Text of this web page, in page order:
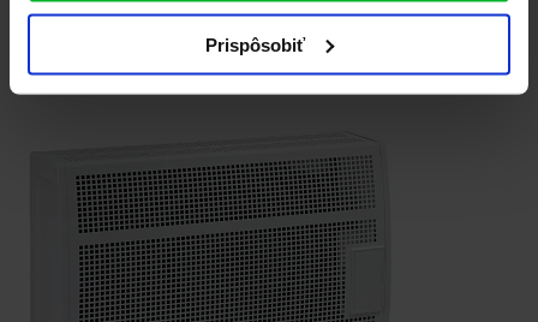
Prispôsobiť
Súvisiace produkty